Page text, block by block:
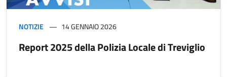
NOTIZIE 14 GENNAIO 2026
Report 2025 della Polizia Locale di Treviglio